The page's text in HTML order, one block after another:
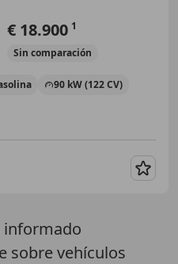
€ 18.900 1
Sin comparación
90 kW (122 CV)
informado
sobre vehículos